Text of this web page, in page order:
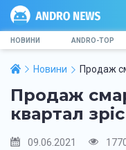
НОВИНИ ANDRO-TOP
Новини Продаж
Продаж
квартал
09.06.2021